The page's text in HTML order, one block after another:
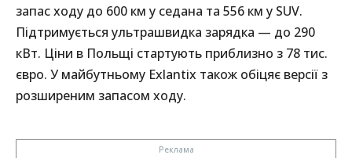
запас ходу до 600 км у седана та 556 км у SUV.
Підтримується ультрашвидка зарядка — до 290
кВт. Ціни в Польщі стартують приблизно з 78 тис.
євро. У майбутньому Exlantix також обіцяє версії з
розширеним запасом ходу.